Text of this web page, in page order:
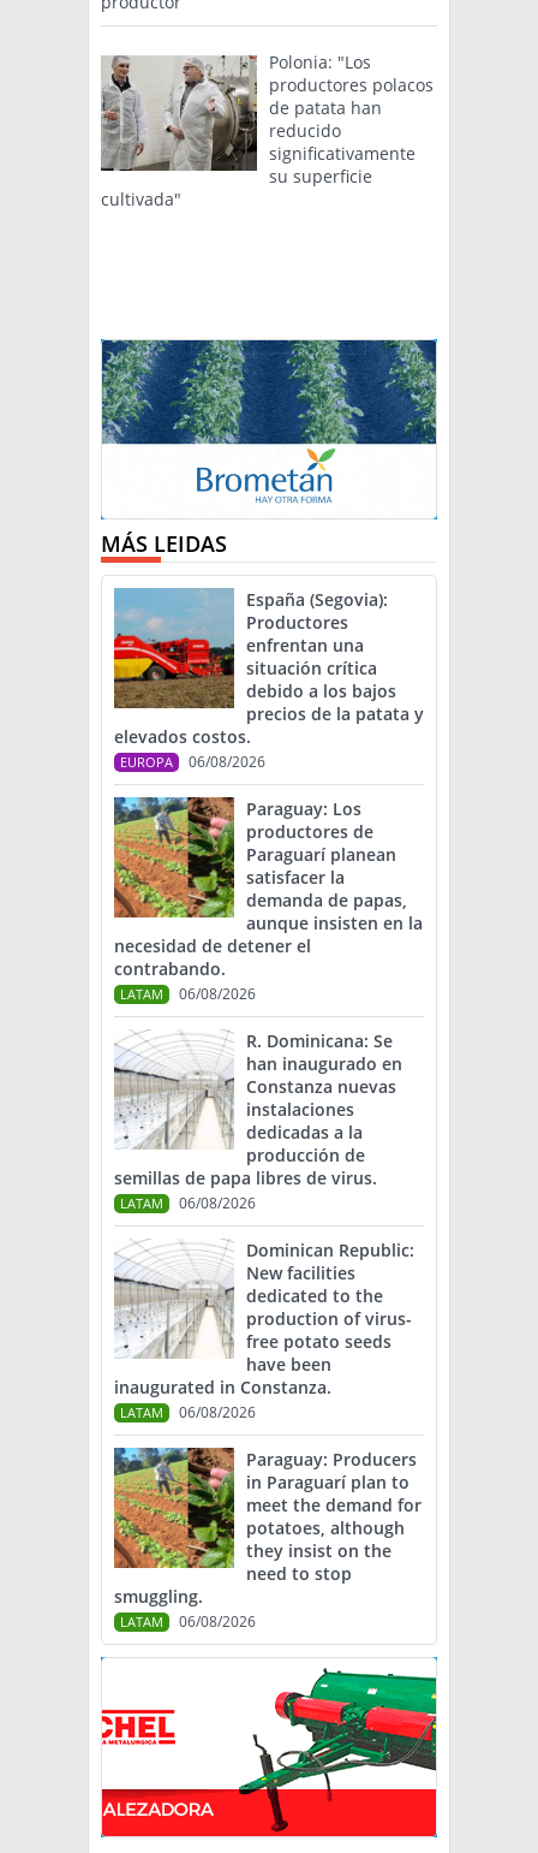
Polonia: "Los
productores polacos
de patata han
reducido
significativamente
su superficie
cultivada"
MÁS LEIDAS
España (Segovia):
Productores
enfrentan una
situación crítica
debido a los bajos
precios de la patata y
elevados costos.
EUROPA 06/08/2026
Paraguay: Los
productores de
Paraguarí planean
satisfacer la
demanda de papas,
aunque insisten en la
necesidad de detener el
contrabando.
LATAM 06/08/2026
R. Dominicana: Se
han inaugurado en
Constanza nuevas
instalaciones
dedicadas a la
producción de
semillas de papa libres de virus.
LATAM 06/08/2026
Dominican Republic:
New facilities
dedicated to the
production of virus-
free potato seeds
have been
inaugurated in Constanza.
LATAM 06/08/2026
Paraguay: Producers
in Paraguarí plan to
meet the demand for
potatoes, although
they insist on the
need to stop
smuggling.
LATAM 06/08/2026